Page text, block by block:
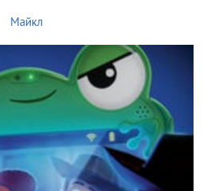
Майкл